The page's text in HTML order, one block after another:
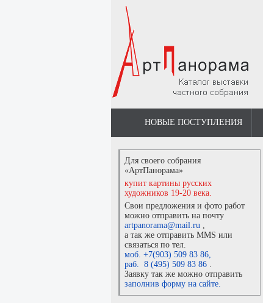
НОВЫЕ ПОСТУПЛЕНИЯ
Для своего собрания
«АртПанорама»
купит картины русских
художников 19-20 века.
Свои предложения и фото работ
можно отправить на почту
artpanorama@mail.ru ,
а так же отправить MMS или
связаться по тел.
моб. +7(903) 509 83 86,
раб. 8 (495) 509 83 86 .
Заявку так же можно отправить
заполнив форму на сайте.